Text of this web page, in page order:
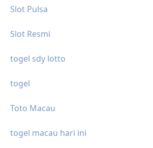
Slot Pulsa
Slot Resmi
togel sdy lotto
togel
Toto Macau
togel macau hari ini